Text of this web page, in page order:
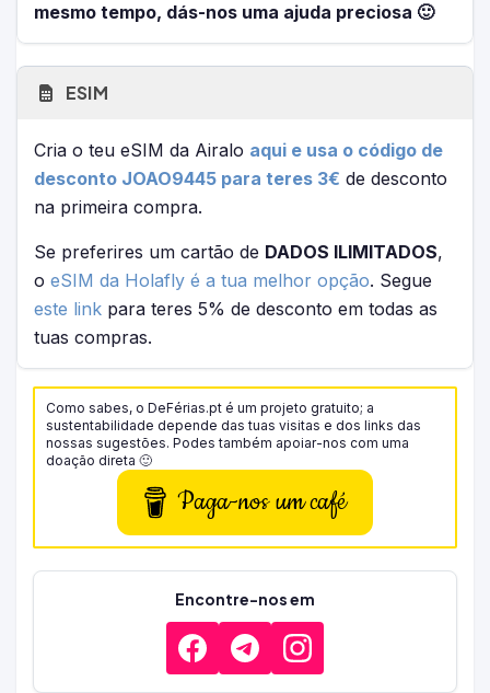
mesmo tempo, dás-nos uma ajuda preciosa 🙂
ESIM
Cria o teu eSIM da Airalo aqui e usa o código de
desconto JOAO9445 para teres 3€ de desconto
na primeira compra.
Se preferires um cartão de DADOS ILIMITADOS,
o eSIM da Holafly é a tua melhor opção. Segue
este link para teres 5% de desconto em todas as
tuas compras.
Como sabes, o DeFérias.pt é um projeto gratuito; a
sustentabilidade depende das tuas visitas e dos links das
nossas sugestões. Podes também apoiar-nos com uma
doação direta 🙂
Paga-nos um café
Encontre-nos em